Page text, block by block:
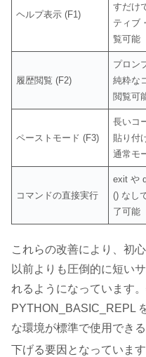
ヘルプ表示 (F1)
すだけ
ティブ
覧可能
履歴閲覧 (F2)
プロン
純粋な
閲覧可
ペーストモード (F3)
長いコ
貼り付
通常モ
コマンドの直接実行
exit や
() なし
了可能
これらの改善により、初
以前よりも圧倒的に短い
れるようになっています
PYTHON_BASIC_REPL
な環境が標準で使用でき
下げる要因となっていま